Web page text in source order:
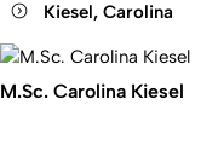
Kiesel, Carolina
M.Sc. Carolina Kiesel